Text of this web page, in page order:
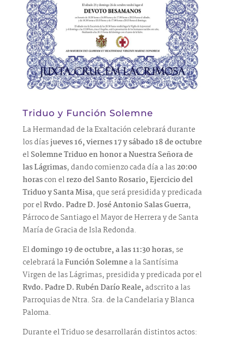
Triduo y Función Solemne
La Hermandad de la Exaltación celebrará durante
los díasjueves 16, viernes 17 y sábado 18 de octubre
elSolemne Triduo en honor a Nuestra Señora de
las Lágrimas, dando comienzo cada día a las20:00
horascon elrezo del Santo Rosario, Ejercicio del
Triduo y Santa Misa, que será presidida y predicada
por elRvdo. Padre D. José Antonio Salas Guerra,
Párroco de Santiago el Mayor de Herrera y de Santa
María de Gracia de Isla Redonda.
Eldomingo 19 de octubre, a las 11:30 horas, se
celebrará laFunción Solemnea la Santísima
Virgen de las Lágrimas, presidida y predicada por el
Rvdo. Padre D. Rubén Darío Reale, adscrito a las
Parroquias de Ntra. Sra. de la Candelaria y Blanca
Paloma.
Durante el Triduo se desarrollarán distintos actos: